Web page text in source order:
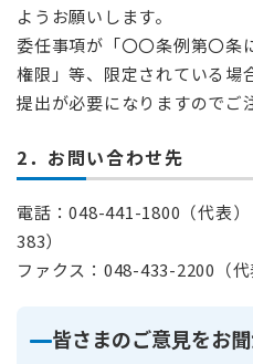
ようお願いします。
委任事項が「〇〇条例第〇条
権限」等、限定されている場
提出が必要になりますのでご
2．お問い合わせ先
電話：048-441-1800（代表
383）
ファクス：048-433-2200（代
皆さまのご意見をお